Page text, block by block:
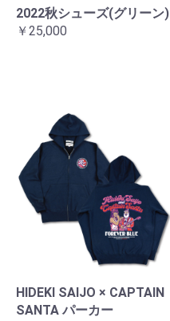
2022秋シューズ(グリーン)
￥25,000
HIDEKI SAIJO × CAPTAIN
SANTA パーカー